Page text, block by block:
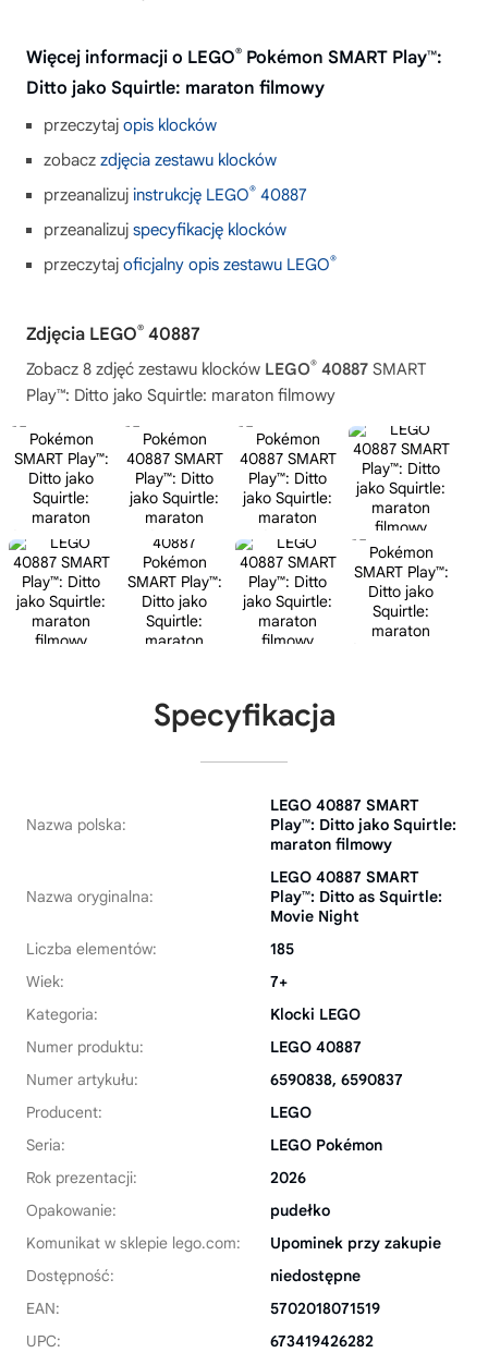
Więcej informacji o LEGO® Pokémon SMART Play™:
Ditto jako Squirtle: maraton filmowy
przeczytaj opis klocków
zobacz zdjęcia zestawu klocków
przeanalizuj instrukcję LEGO® 40887
przeanalizuj specyfikację klocków
przeczytaj oficjalny opis zestawu LEGO®
Zdjęcia LEGO® 40887
Zobacz 8 zdjęć zestawu klocków LEGO® 40887 SMART
Play™: Ditto jako Squirtle: maraton filmowy
Specyfikacja
Nazwa polska:
LEGO 40887 SMART
Play™: Ditto jako Squirtle:
maraton filmowy
Nazwa oryginalna:
LEGO 40887 SMART
Play™: Ditto as Squirtle:
Movie Night
Liczba elementów:
185
Wiek:
7+
Kategoria:
Klocki LEGO
Numer produktu:
LEGO 40887
Numer artykułu:
6590838, 6590837
Producent:
LEGO
Seria:
LEGO Pokémon
Rok prezentacji:
2026
Opakowanie:
pudełko
Komunikat w sklepie lego.com:
Upominek przy zakupie
Dostępność:
niedostępne
EAN:
5702018071519
UPC:
673419426282